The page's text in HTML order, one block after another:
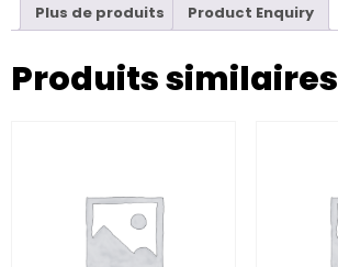
Plus de produits
Product Enquiry
Produits similaires